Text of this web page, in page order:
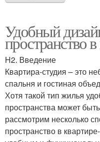
Удобный
пространство
H2. Введение
Квартира-студия – это
спальня и гостиная
Хотя такой тип жилья
пространства может
рассмотрим несколько
пространство в